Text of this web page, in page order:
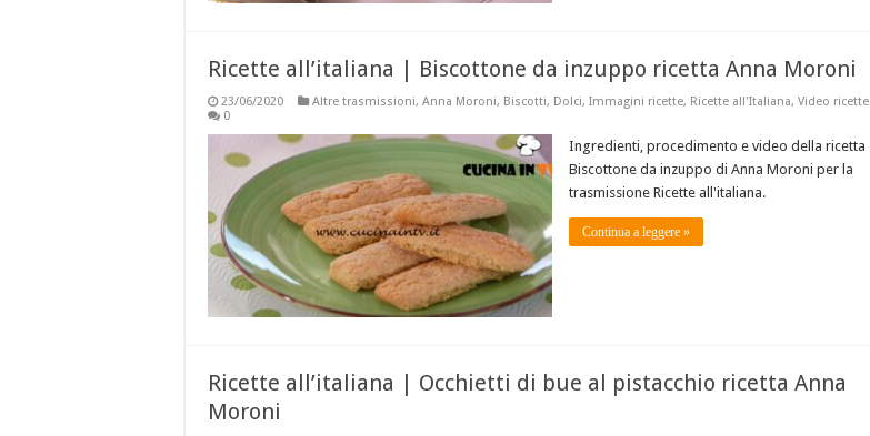
Ricette all’italiana | Biscottone da inzuppo ricetta Anna Moroni
23/06/2020 Altre trasmissioni, Anna Moroni, Biscotti, Dolci, Immagini ricette, Ricette all'Italiana, Video ricette
0
Ingredienti, procedimento e video della ricetta
Biscottone da inzuppo di Anna Moroni per la
trasmissione Ricette all'italiana.
Continua a leggere »
Ricette all’italiana | Occhietti di bue al pistacchio ricetta Anna
Moroni